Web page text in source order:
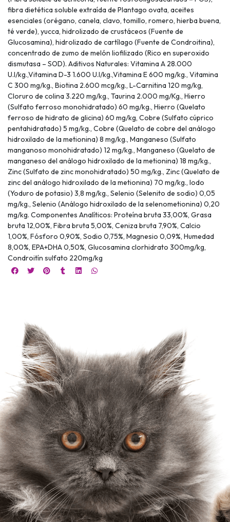
fibra dietética soluble extraída de Plantago ovata, aceites
esenciales (orégano, canela, clavo, tomillo, romero, hierba buena,
té verde), yucca, hidrolizado de crustáceos (Fuente de
Glucosamina), hidrolizado de cartílago (Fuente de Condroitina),
concentrado de zumo de melón liofilizado (Rico en superoxido
dismutasa – SOD). Aditivos Naturales: Vitamina A 28.000
U.I/kg.,Vitamina D-3 1.600 U.I/kg.,Vitamina E 600 mg/kg., Vitamina
C 300 mg/kg., Biotina 2.600 mcg/kg., L-Carnitina 120 mg/kg,
Cloruro de colina 3.220 mg/kg., Taurina 2.000 mg/Kg., Hierro
(Sulfato ferroso monohidratado) 60 mg/kg., Hierro (Quelato
ferroso de hidrato de glicina) 60 mg/kg, Cobre (Sulfato cúprico
pentahidratado) 5 mg/kg., Cobre (Quelato de cobre del análogo
hidroxilado de la metionina) 8 mg/kg., Manganeso (Sulfato
manganoso monohidratado) 12 mg/kg., Manganeso (Quelato de
manganeso del análogo hidroxilado de la metionina) 18 mg/kg.,
Zinc (Sulfato de zinc monohidratado) 50 mg/kg., Zinc (Quelato de
zinc del análogo hidroxilado de la metionina) 70 mg/kg., Iodo
(Yoduro de potasio) 3,8 mg/kg., Selenio (Selenito de sodio) 0,05
mg/kg., Selenio (Análogo hidroxilado de la selenometionina) 0,20
mg/kg. Componentes Analíticos: Proteína bruta 33,00%, Grasa
bruta 12,00%, Fibra bruta 5,00%, Ceniza bruta 7,90%, Calcio
1,00%, Fósforo 0,90%, Sodio 0,75%, Magnesio 0,09%, Humedad
8,00%, EPA+DHA 0,50%, Glucosamina clorhidrato 300mg/kg,
Condroitín sulfato 220mg/kg